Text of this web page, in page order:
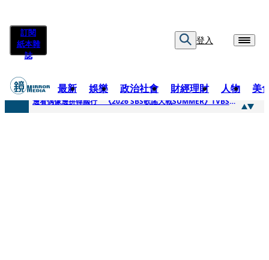
訂閱
紙本雜
誌
登入
最新 娛樂 政治社會 財經理財 人物 美
快訊
邊看偶像邊拚韓國行 《2026 SBS歌謠大戰SUMMER》TVBS直播祭追星福利